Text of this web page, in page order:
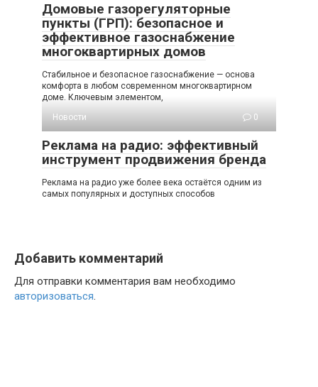
Домовые газорегуляторные
пункты (ГРП): безопасное и
эффективное газоснабжение
многоквартирных домов
Стабильное и безопасное газоснабжение — основа
комфорта в любом современном многоквартирном
доме. Ключевым элементом,
Новости
0
Реклама на радио: эффективный
инструмент продвижения бренда
Реклама на радио уже более века остаётся одним из
самых популярных и доступных способов
Добавить комментарий
Для отправки комментария вам необходимо
авторизоваться.